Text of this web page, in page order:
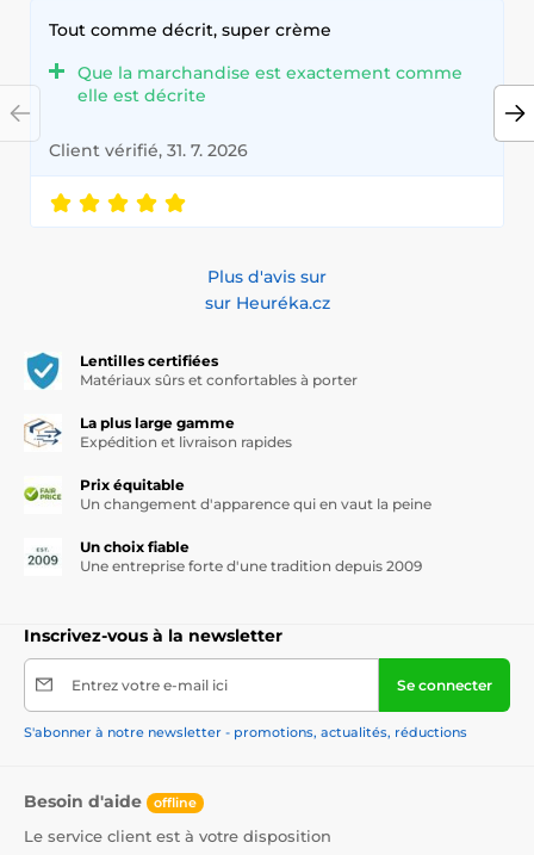
Tout comme décrit, super crème
Que la marchandise est exactement comme
elle est décrite
Client vérifié, 31. 7. 2026
Plus d'avis sur
sur Heuréka.cz
Lentilles certifiées
Matériaux sûrs et confortables à porter
La plus large gamme
Expédition et livraison rapides
Prix équitable
Un changement d'apparence qui en vaut la peine
Un choix fiable
Une entreprise forte d'une tradition depuis 2009
Inscrivez-vous à la newsletter
Entrez votre e-mail ici Se connecter
S'abonner à notre newsletter - promotions, actualités, réductions
Besoin d'aide offline
Le service client est à votre disposition